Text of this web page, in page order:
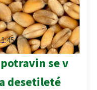
se v
desetileté